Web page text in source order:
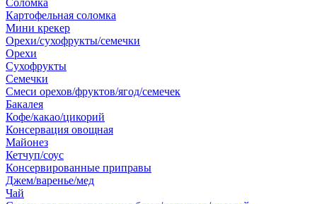
Соломка
Картофельная соломка
Мини крекер
Орехи/сухофрукты/семечки
Орехи
Сухофрукты
Семечки
Смеси орехов/фруктов/ягод/семечек
Бакалея
Кофе/какао/цикорий
Консервация овощная
Майонез
Кетчуп/соус
Консервированные приправы
Джем/варенье/мед
Чай